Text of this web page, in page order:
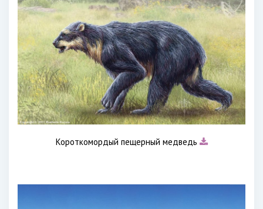
Короткомордый пещерный медведь